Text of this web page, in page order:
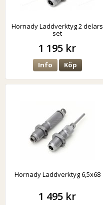
Hornady Laddverktyg 2 delars
set
1 195 kr
Info Köp
Hornady Laddverktyg 6,5x68
1 495 kr